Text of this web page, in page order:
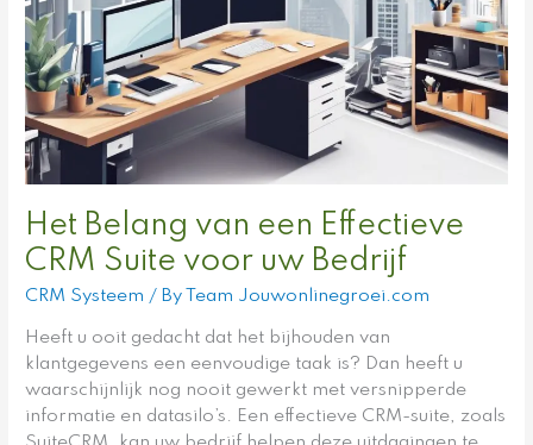
Het Belang van een Effectieve
CRM Suite voor uw Bedrijf
CRM Systeem / By Team Jouwonlinegroei.com
Heeft u ooit gedacht dat het bijhouden van
klantgegevens een eenvoudige taak is? Dan heeft u
waarschijnlijk nog nooit gewerkt met versnipperde
informatie en datasilo’s. Een effectieve CRM-suite, zoals
Effectieve
CRM
Suite
voor
uw
Bedrijf